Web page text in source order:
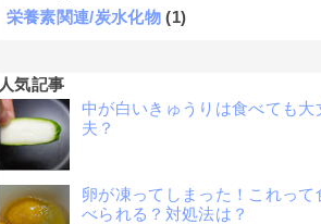
栄養素関連/炭水化物 (1)
人気記事
中が白いきゅうりは食べても大
夫？
卵が凍ってしまった！これって
べられる？対処法は？